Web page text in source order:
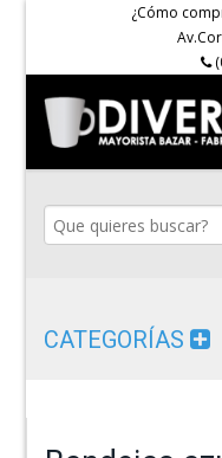
¿Cómo
CATEGORÍAS